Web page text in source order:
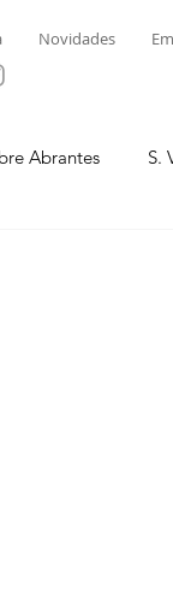
Novidades
Abrantes S.